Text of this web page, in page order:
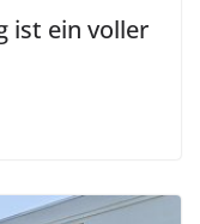
ist ein voller